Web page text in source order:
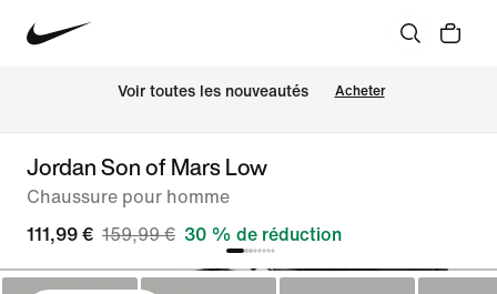
Voir toutes les nouveautés Acheter
Jordan Son of Mars Low
Chaussure pour homme
111,99 € 159,99 € 30 % de réduction